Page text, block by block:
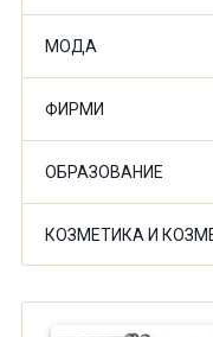
МОДА
ФИРМИ
ОБРАЗОВАНИЕ
КОЗМЕТИКА И